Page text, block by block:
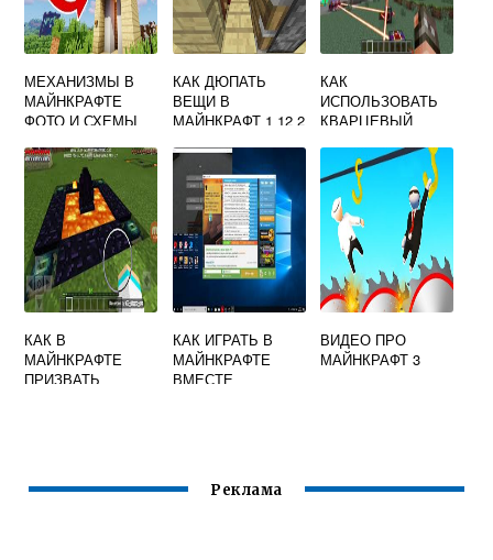
МЕХАНИЗМЫ В
МАЙНКРАФТЕ
ФОТО И СХЕМЫ
КАК ДЮПАТЬ
ВЕЩИ В
МАЙНКРАФТ 1 12 2
КАК
ИСПОЛЬЗОВАТЬ
КВАРЦЕВЫЙ
МАЙНКРАФТ
КАК В
МАЙНКРАФТЕ
ПРИЗВАТЬ
КАК ИГРАТЬ В
МАЙНКРАФТЕ
ВМЕСТЕ
ВИДЕО ПРО
МАЙНКРАФТ 3
Реклама